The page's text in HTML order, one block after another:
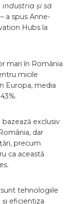
și să
– a spus Anne-
Hubs la
mari în România
micile
Europa, media
exclusiv
dar
precum
ca această
tehnologiile
eficientiza